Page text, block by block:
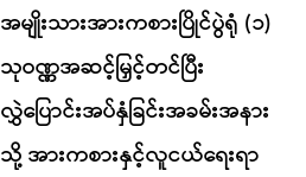
အမျိုးသားအားကစားပြိုင်ပွဲရုံ (၁)
သုဝဏ္ဏအဆင့်မြှင့်တင်ပြီး
လွှဲပြောင်းအပ်နှံခြင်းအခမ်းအနား
သို့ အားကစားနှင့်လူငယ်ရေးရာ